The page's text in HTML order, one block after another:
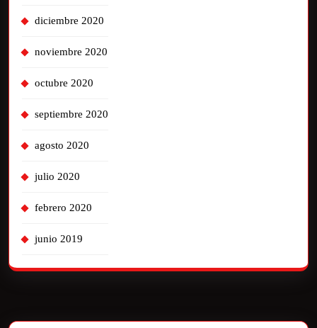
diciembre 2020
noviembre 2020
octubre 2020
septiembre 2020
agosto 2020
julio 2020
febrero 2020
junio 2019